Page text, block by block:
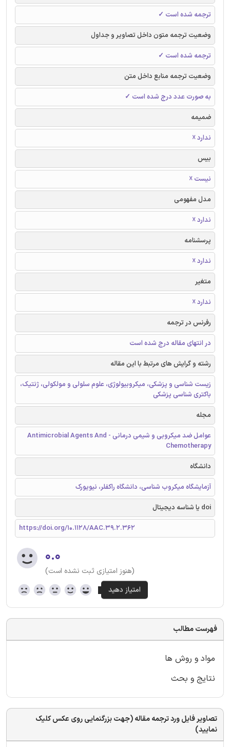
ترجمه شده است ✓
وضعیت ترجمه متون داخل تصاویر و جداول
ترجمه شده است ✓
وضعیت ترجمه منابع داخل متن
به صورت عدد درج شده است ✓
ضمیمه
ندارد ☓
بیس
نیست ☓
مدل مفهومی
ندارد ☓
پرسشنامه
ندارد ☓
متغیر
ندارد ☓
رفرنس در ترجمه
در انتهای مقاله درج شده است
رشته و گرایش های مرتبط با این مقاله
زیست شناسی و پزشکی، میکروبیولوژی، علوم سلولی و مولکولی، ژنتیک،
باکتری شناسی پزشکی
مجله
عوامل ضد میکروبی و شیمی درمانی - Antimicrobial Agents And
Chemotherapy
دانشگاه
آزمایشگاه میکروب شناسی، دانشگاه راکفلر، نیویورک
doi یا شناسه دیجیتال
https://doi.org/10.1128/AAC.39.2.362
۰.۰
(هنوز امتیازی ثبت نشده است)
فهرست مطالب
مواد و روش ها
نتایج و بحث
تصاویر فایل ورد ترجمه مقاله (جهت بزرگنمایی روی عکس کلیک
نمایید)